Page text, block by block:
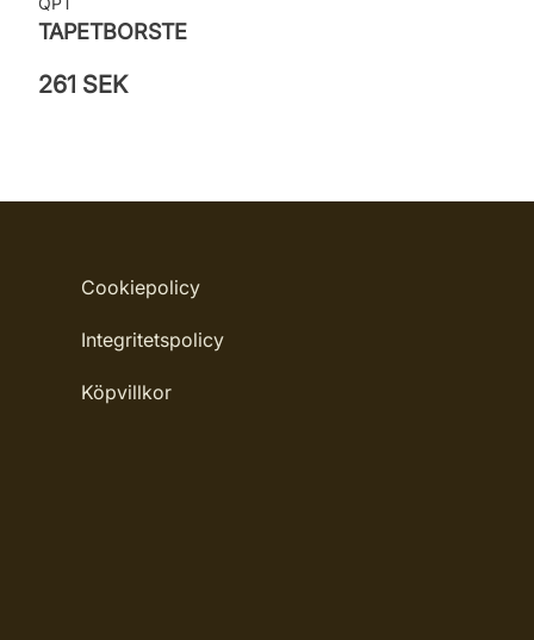
TAPETBORSTE
261 SEK
Cookiepolicy
Integritetspolicy
Köpvillkor